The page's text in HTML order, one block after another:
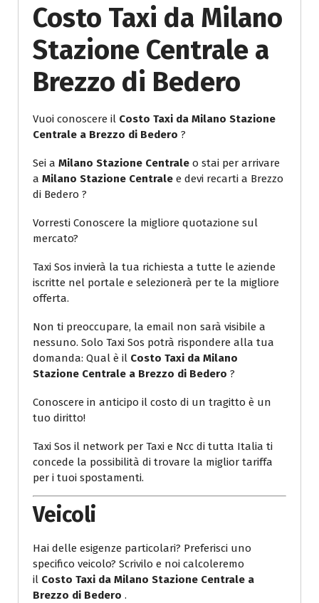
Costo Taxi da Milano
Stazione Centrale a
Brezzo di Bedero
Vuoi conoscere il Costo Taxi da Milano Stazione
Centrale a Brezzo di Bedero ?
Sei a Milano Stazione Centrale o stai per arrivare
a Milano Stazione Centrale e devi recarti a Brezzo
di Bedero ?
Vorresti Conoscere la migliore quotazione sul
mercato?
Taxi Sos invierà la tua richiesta a tutte le aziende
iscritte nel portale e selezionerà per te la migliore
offerta.
Non ti preoccupare, la email non sarà visibile a
nessuno. Solo Taxi Sos potrà rispondere alla tua
domanda: Qual è il Costo Taxi da Milano
Stazione Centrale a Brezzo di Bedero ?
Conoscere in anticipo il costo di un tragitto è un
tuo diritto!
Taxi Sos il network per Taxi e Ncc di tutta Italia ti
concede la possibilità di trovare la miglior tariffa
per i tuoi spostamenti.
Veicoli
Hai delle esigenze particolari? Preferisci uno
specifico veicolo? Scrivilo e noi calcoleremo
il Costo Taxi da Milano Stazione Centrale a
Brezzo di Bedero .